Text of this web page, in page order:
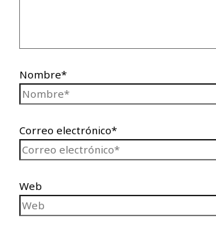
Nombre*
Correo electrónico*
Web